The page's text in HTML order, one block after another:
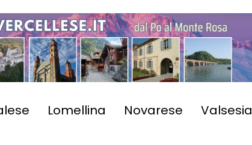
Lomellina Novarese Valsesia